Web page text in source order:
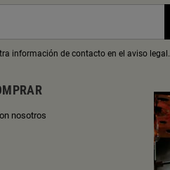
información de contacto en el aviso legal.
nosotros